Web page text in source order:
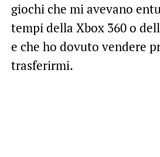
giochi che mi avevano
tempi della Xbox 360 o
e che ho dovuto vendere
trasferirmi.